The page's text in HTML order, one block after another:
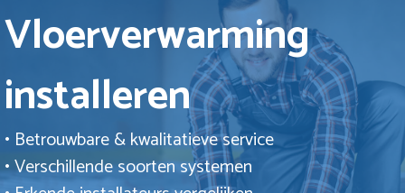
Vloerverwarming
installeren
• Betrouwbare & kwalitatieve service
• Verschillende soorten systemen